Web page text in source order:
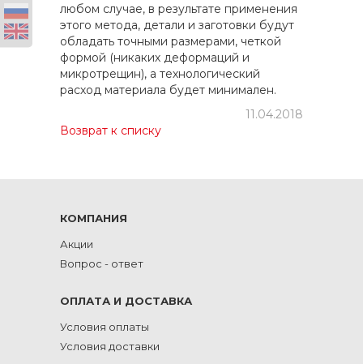
любом случае, в результате применения
этого метода, детали и заготовки будут
обладать точными размерами, четкой
формой (никаких деформаций и
микротрещин), а технологический
расход материала будет минимален.
11.04.2018
Возврат к списку
КОМПАНИЯ
Акции
Вопрос - ответ
ОПЛАТА И ДОСТАВКА
Условия оплаты
Условия доставки